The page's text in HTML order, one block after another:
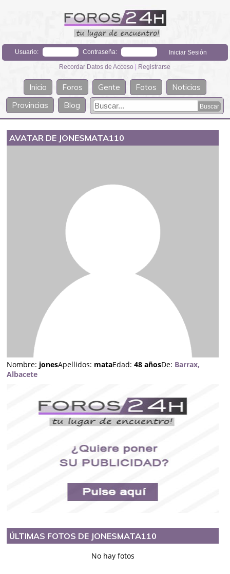
Usuario: Contraseña:
Recordar Datos de Acceso | Registrarse
Inicio Foros Gente Fotos
Noticias
Provincias
Blog
AVATAR DE JONESMATA110
Nombre: jonesApellidos: mataEdad:48 añosDe: Barrax,
Albacete
ÚLTIMAS FOTOS DE JONESMATA110
No hay fotos